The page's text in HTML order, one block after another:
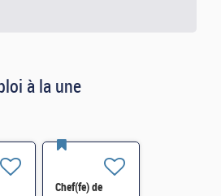
à la une
Chef(fe) de